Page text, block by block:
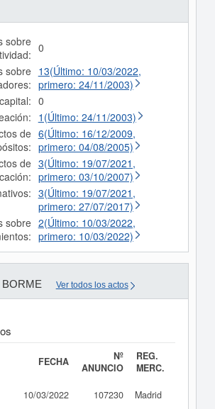
sobre 0
sobre 13(Último: 10/03/2022,
primero: 24/11/2003)
0
1(Último: 24/11/2003)
de 6(Último: 16/12/2009,
primero: 04/08/2005)
de 3(Último: 19/07/2021,
primero: 03/10/2007)
3(Último: 19/07/2021,
primero: 27/07/2017)
sobre 2(Último: 10/03/2022,
primero: 10/03/2022)
Ver todos los actos
FECHA
Nº
ANUNCIO
REG.
MERC.
10/03/2022 107230 Madrid